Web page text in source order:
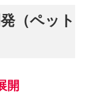
（ペット
開